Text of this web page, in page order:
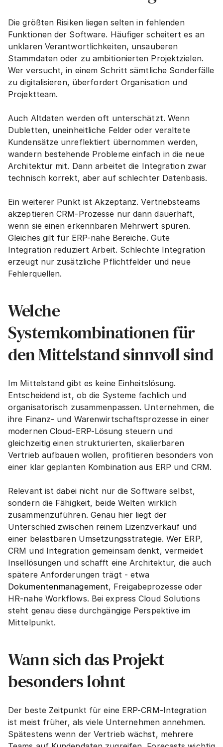
Die größten Risiken liegen selten in fehlenden
Funktionen der Software. Häufiger scheitert es an
unklaren Verantwortlichkeiten, unsauberen
Stammdaten oder zu ambitionierten Projektzielen.
Wer versucht, in einem Schritt sämtliche Sonderfälle
zu digitalisieren, überfordert Organisation und
Projektteam.
Auch Altdaten werden oft unterschätzt. Wenn
Dubletten, uneinheitliche Felder oder veraltete
Kundensätze unreflektiert übernommen werden,
wandern bestehende Probleme einfach in die neue
Architektur mit. Dann arbeitet die Integration zwar
technisch korrekt, aber auf schlechter Datenbasis.
Ein weiterer Punkt ist Akzeptanz. Vertriebsteams
akzeptieren CRM-Prozesse nur dann dauerhaft,
wenn sie einen erkennbaren Mehrwert spüren.
Gleiches gilt für ERP-nahe Bereiche. Gute
Integration reduziert Arbeit. Schlechte Integration
erzeugt nur zusätzliche Pflichtfelder und neue
Fehlerquellen.
Welche
Systemkombinationen für
den Mittelstand sinnvoll sind
Im Mittelstand gibt es keine Einheitslösung.
Entscheidend ist, ob die Systeme fachlich und
organisatorisch zusammenpassen. Unternehmen, die
ihre Finanz- und Warenwirtschaftsprozesse in einer
modernen Cloud-ERP-Lösung steuern und
gleichzeitig einen strukturierten, skalierbaren
Vertrieb aufbauen wollen, profitieren besonders von
einer klar geplanten Kombination aus ERP und CRM.
Relevant ist dabei nicht nur die Software selbst,
sondern die Fähigkeit, beide Welten wirklich
zusammenzuführen. Genau hier liegt der
Unterschied zwischen reinem Lizenzverkauf und
einer belastbaren Umsetzungsstrategie. Wer ERP,
CRM und Integration gemeinsam denkt, vermeidet
Insellösungen und schafft eine Architektur, die auch
Dokumentenmanagement, Freigabeprozesse oder
HR-nahe Workflows. Bei express Cloud Solutions
steht genau diese durchgängige Perspektive im
Mittelpunkt.
Wann sich das Projekt
besonders lohnt
Der beste Zeitpunkt für eine ERP-CRM-Integration
ist meist früher, als viele Unternehmen annehmen.
Spätestens wenn der Vertrieb wächst, mehrere